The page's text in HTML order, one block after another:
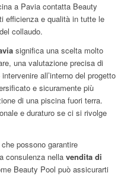
a Pavia contatta Beauty
efficienza e qualità in tutte le
collaudo.
significa una scelta molto
una valutazione precisa di
all’interno del progetto
e sicuramente più
di una piscina fuori terra.
e duraturo se ci si rivolge
possono garantire
consulenza nella vendita di
Beauty Pool può assicurarti